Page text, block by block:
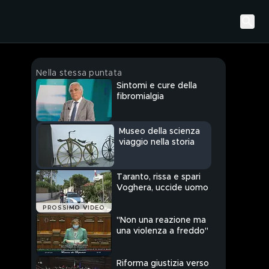
Nella stessa puntata
Sintomi e cure della
fibromialgia
Museo della scienza
viaggio nella storia
PROSSIMO VIDEO
Taranto, rissa e spari
Voghera, uccide uomo
"Non una reazione ma
una violenza a freddo"
Riforma giustizia verso